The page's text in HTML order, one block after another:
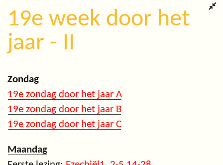
19e week door het
jaar - II
Zondag
19e zondag door het jaar A
19e zondag door het jaar B
19e zondag door het jaar C
Maandag